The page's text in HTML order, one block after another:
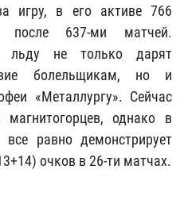
игру, в его активе 766
после 637-ми матчей.
льду не только дарят
болельщикам, но и
«Металлургу». Сейчас
однако в
равно демонстрирует
очков в 26-ти матчах.